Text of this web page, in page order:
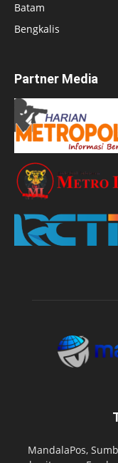
Batam
Bengkalis
Partner Media
MandalaPos,